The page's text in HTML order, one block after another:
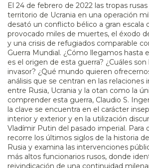
El 24 de febrero de 2022 las tropas
territorio de Ucrania en una operación
desató un conflicto bélico a gran escala
provocado miles de muertes, el éxodo
y una crisis de refugiados comparable
Guerra Mundial. ¿Cómo llegamos hasta
es el origen de esta guerra? ¿Cuáles
invasor? ¿Qué mundo quieren
análisis que se centran en las relaciones
entre Rusia, Ucrania y la otan como la
comprender esta guerra, Claudio S.
la clave se encuentra en el carácter
interior y exterior y en la utilización
Vladímir Putin del pasado imperial. Para
recorre los últimos siglos de la historia
Rusia y examina las intervenciones
más altos funcionarios rusos, donde
reivindicación de una continuidad